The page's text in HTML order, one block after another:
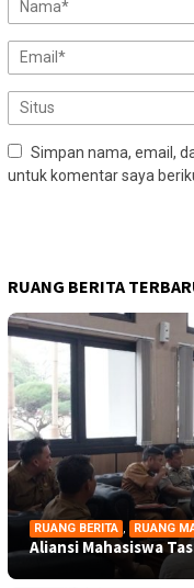
Simpan nama, email,
untuk komentar saya
RUANG BERITA
RUANG BERITA , RUANG
Aliansi Mahasiswa